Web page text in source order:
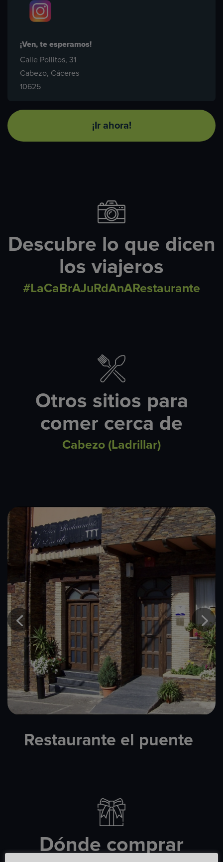
¡Ven, te esperamos!
Calle Pollitos, 31
Cabezo, Cáceres
10625
¡Ir ahora!
Descubre lo que dicen
los viajeros
#LaCaBrAJuRdAnARestaurante
Otros sitios para
comer cerca de
Cabezo (Ladrillar)
Restaurante el puente​
Dónde comprar